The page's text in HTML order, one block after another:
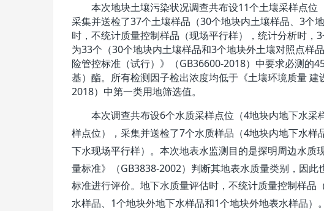
本次地块土壤污染状况调查共布设11个土壤采样点位
采集并送检了37个土壤样品（30个地块内土壤样品、 3个
时，不统计质量控制样品（现场平行样），统计分析时， 3
为33个（30个地块内土壤样品和3个地块外土壤对照点样
险管控标准（试行）》（GB36600-2018）中要求必测的
基）酯。 所有检测因子检出浓度均低于《土壤环境质量 建
2018）中第一类用地筛选值。
本次调查共布设6个水质采样点位（4地块内地下水采
样点位），采集并送检了7个水质样品（4地块内地下水样
下水现场平行样）。 本次地表水监测目的是探明周边水质
量标准》（GB3838-2002）判断其地表水质量类别，因此
标准进行评价。 地下水质量评估时，不统计质量控制样品
水样品、 1个地块外地下水样品和1个地块外地表水样品）